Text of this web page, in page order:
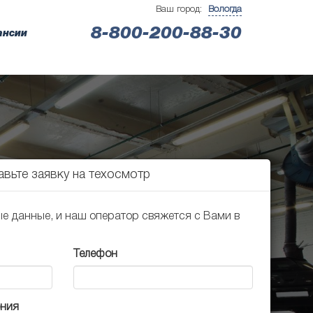
Ваш город: Вологда
8-800-200-88-30
заявку на техосмотр
данные, и наш оператор свяжется с Вами в
Телефон